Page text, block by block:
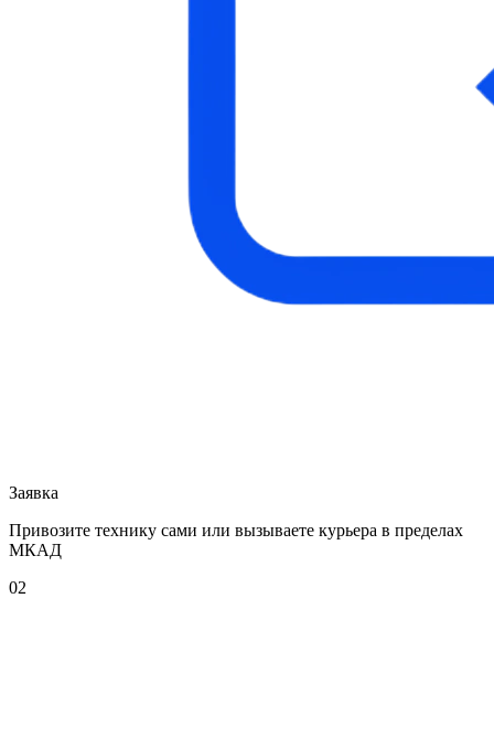
Заявка
Привозите технику сами или вызываете курьера в пределах
МКАД
02